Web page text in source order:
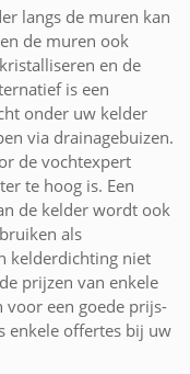
langs de muren kan
de muren ook
en de
is een
onder uw kelder
via drainagebuizen.
de vochtexpert
te hoog is. Een
de kelder wordt ook
als
kelderdichting niet
prijzen van enkele
voor een goede prijs-
enkele offertes bij uw